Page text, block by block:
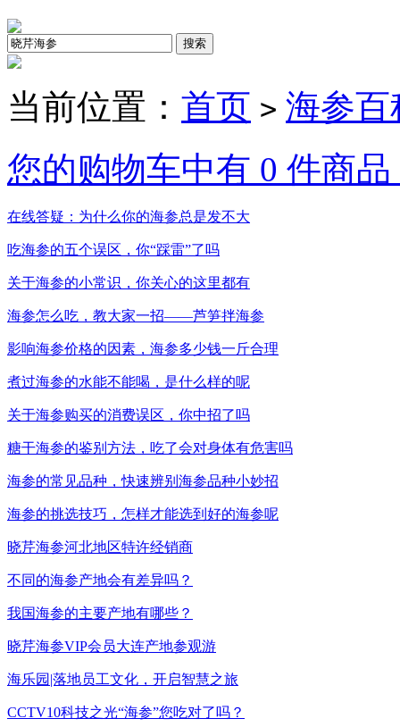
当前位置： 首页 > 海参百
您的购物车中有 0 件商
在线答疑：为什么你的海参总是发不大
吃海参的五个误区，你“踩雷”了吗
关于海参的小常识，你关心的这里都有
海参怎么吃，教大家一招——芦笋拌海参
影响海参价格的因素，海参多少钱一斤合理
煮过海参的水能不能喝，是什么样的呢
关于海参购买的消费误区，你中招了吗
糖干海参的鉴别方法，吃了会对身体有危害吗
海参的常见品种，快速辨别海参品种小妙招
海参的挑选技巧，怎样才能选到好的海参呢
晓芹海参河北地区特许经销商
不同的海参产地会有差异吗？
我国海参的主要产地有哪些？
晓芹海参VIP会员大连产地参观游
海乐园|落地员工文化，开启智慧之旅
CCTV10科技之光“海参”您吃对了吗？